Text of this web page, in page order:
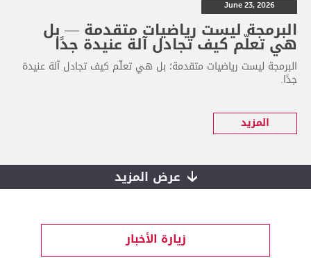
June 23, 2026
البرمجة ليست رياضيات متقدمة — بل
هي تعلّم كيف تجادل آلة عنيدة جدًا
البرمجة ليست رياضيات متقدمة؛ بل هي تعلّم كيف تجادل آلة عنيدة
جدًا.
المزيد
عرض المزيد
زيارة الأخبار